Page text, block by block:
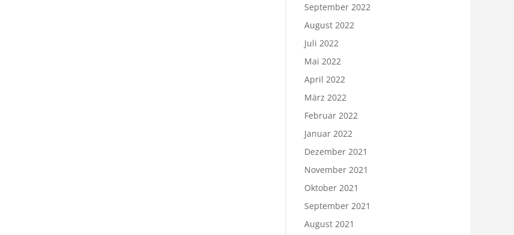
September 2022
August 2022
Juli 2022
Mai 2022
April 2022
März 2022
Februar 2022
Januar 2022
Dezember 2021
November 2021
Oktober 2021
September 2021
August 2021